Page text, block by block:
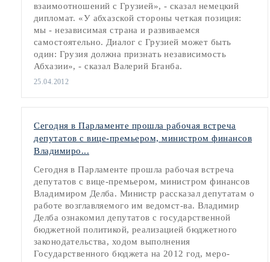
взаимоотношений с Грузией», - сказал немецкий
дипломат. «У абхазской стороны четкая позиция:
мы - независимая страна и развиваемся
самостоятельно. Диалог с Грузией может быть
один: Грузия должна признать независимость
Абхазии», - сказал Валерий Бганба.
25.04.2012
Сегодня в Парламенте прошла рабочая встреча
депутатов с вице-премьером, министром финансов
Владимиро...
Сегодня в Парламенте прошла рабочая встреча
депутатов с вице-премьером, министром финансов
Владимиром Делба. Министр рассказал депутатам о
работе возглавляемого им ведомст-ва. Владимир
Делба ознакомил депутатов с государственной
бюджетной политикой, реализацией бюджетного
законодательства, ходом выполнения
Государственного бюджета на 2012 год, меро-